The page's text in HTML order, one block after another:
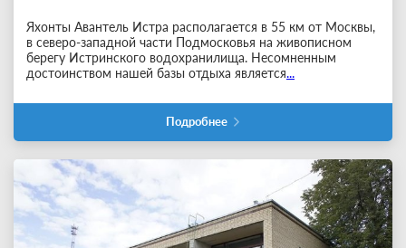
Яхонты Авантель Истра располагается в 55 км от Москвы,
в северо-западной части Подмосковья на живописном
берегу Истринского водохранилища. Несомненным
достоинством нашей базы отдыха является...
Подробнее